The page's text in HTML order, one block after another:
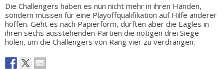
Die Challengers haben es nun nicht mehr in ihren Händen,
sondern müssen für eine Playoffqualifikation auf Hilfe anderer
hoffen. Geht es nach Papierform, dürften aber die Eagles in
ihren sechs ausstehenden Partien die nötigen drei Siege
holen, um die Challengers von Rang vier zu verdrängen.